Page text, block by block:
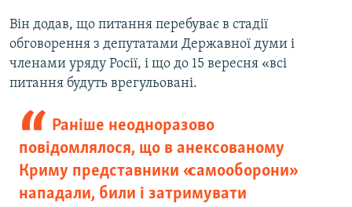
Він додав, що питання перебуває в стадії
обговорення з депутатами Державної думи і
членами уряду Росії, і що до 15 вересня «всі
питання будуть врегульовані.
Раніше неодноразово
повідомлялося, що в анексованому
Криму представники «самооборони»
нападали, били і затримувати